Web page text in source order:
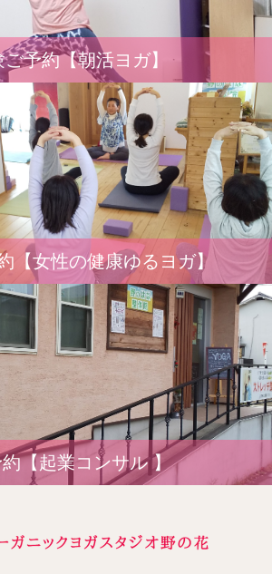
予約【朝活ヨガ】
【女性の健康ゆるヨガ】
【起業コンサル 】